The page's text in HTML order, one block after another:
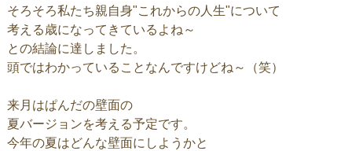
そろそろ私たち親自身"これからの人生"について
考える歳になってきているよね～
との結論に達しました。
頭ではわかっていることなんですけどね～（笑）
来月はぱんだの壁面の
夏バージョンを考える予定です。
今年の夏はどんな壁面にしようかと